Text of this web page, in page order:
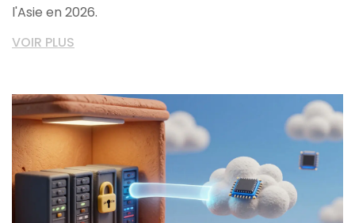
l'Asie en 2026.
VOIR PLUS